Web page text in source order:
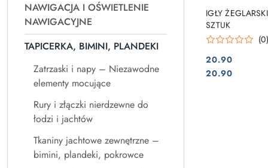
NAWIGACJA I OŚWIETLENIE
NAWIGACYJNE
TAPICERKA, BIMINI, PLANDEKI
Zatrzaski i napy – Niezawodne
elementy mocujące
Rury i złączki nierdzewne do
łodzi i jachtów
Tkaniny jachtowe zewnętrzne –
bimini, plandeki, pokrowce
IGŁY
SZTUK
(0)
Cena:
20.90
Cena:
20.90